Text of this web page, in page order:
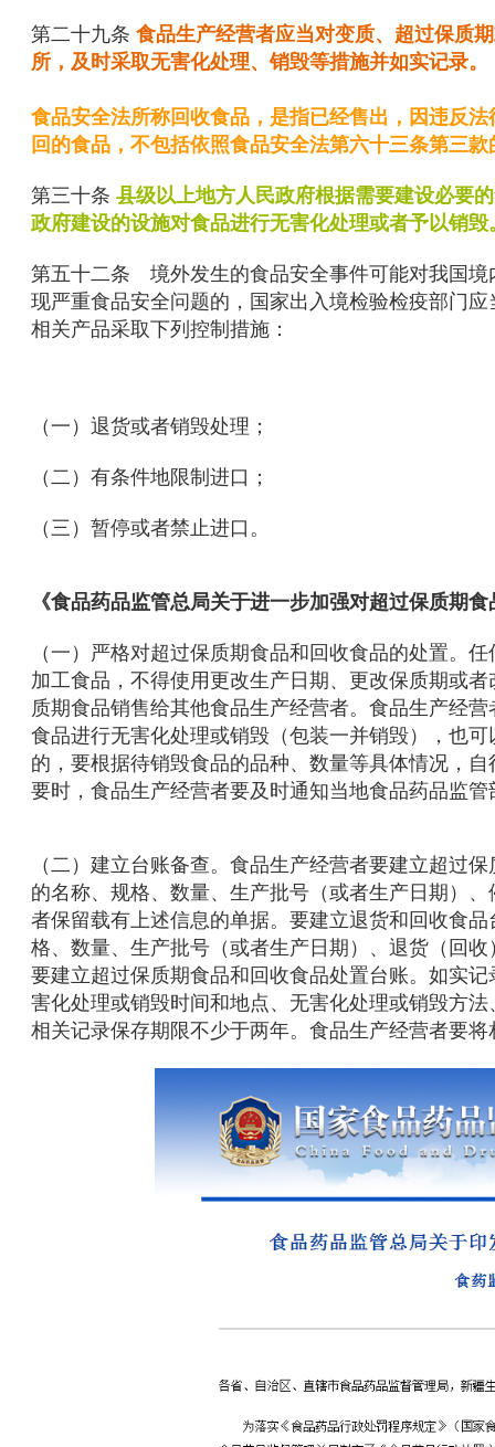
第二十九条 食品生产经营者应当对变质、超过保质
所，及时采取无害化处理、销毁等措施并如实记录。
食品安全法所称回收食品，是指已经售出，因违反
回的食品，不包括依照食品安全法第六十三条第三
第三十条 县级以上地方人民政府根据需要建设必要
政府建设的设施对食品进行无害化处理或者予以销毁
第五十二条 境外发生的食品安全事件可能对我国境
现严重食品安全问题的，国家出入境检验检疫部门
相关产品采取下列控制措施：
（一）退货或者销毁处理；
（二）有条件地限制进口；
（三）暂停或者禁止进口。
《食品药品监管总局关于进一步加强对超过保质期
（一）严格对超过保质期食品和回收食品的处置。
加工食品，不得使用更改生产日期、更改保质期或
质期食品销售给其他食品生产经营者。食品生产经
食品进行无害化处理或销毁（包装一并销毁），也
的，要根据待销毁食品的品种、数量等具体情况，
要时，食品生产经营者要及时通知当地食品药品监
（二）建立台账备查。食品生产经营者要建立超过
的名称、规格、数量、生产批号（或者生产日期）
者保留载有上述信息的单据。要建立退货和回收食
格、数量、生产批号（或者生产日期）、退货（回
要建立超过保质期食品和回收食品处置台账。如实
害化处理或销毁时间和地点、无害化处理或销毁方
相关记录保存期限不少于两年。食品生产经营者要